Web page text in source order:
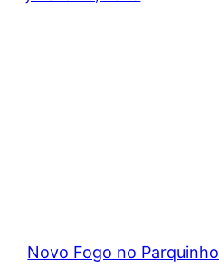
Novo Fogo no Parquinho